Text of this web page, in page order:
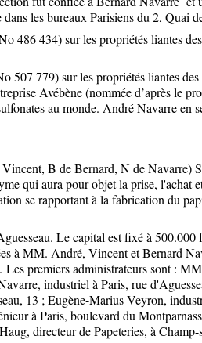
dans les bureaux Parisiens du
486 434) sur les propriétés liantes
507 779) sur les propriétés liantes
Avébène (nommée d’après le
au monde. André Navarre en
B de Bernard, N de Navarre)
qui aura pour objet la prise, l'achat
se rapportant à la fabrication du
Le capital est fixé à 500.000
à MM. André, Vincent et Bernard
Les premiers administrateurs sont :
industriel à Paris, rue
13 ; Eugène-Marius Veyron,
à Paris, boulevard du
directeur de Papeteries, à Champ-